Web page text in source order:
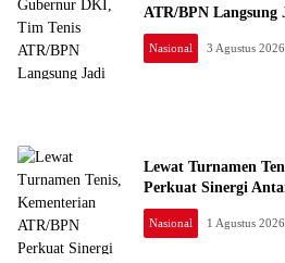
ATR/BPN Langsung
Nasional 3 Agustus 2026
Lewat Turnamen
Perkuat Sinergi
Nasional 1 Agustus 2026